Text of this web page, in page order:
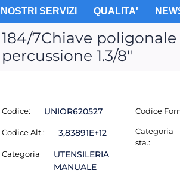
I NOSTRI SERVIZI QUALITA'
184/7Chiave poligonale
percussione 1.3/8"
Codice: UNIOR620527
Codice Alt.: 3,83891E+12
Categoria
UTENSILERIA
MANUALE
Codice
Categoria
sta.: